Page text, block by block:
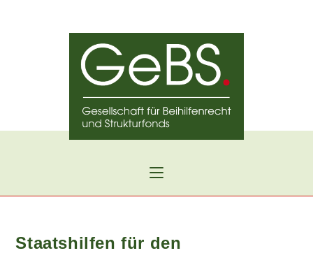
Staatshilfen für den